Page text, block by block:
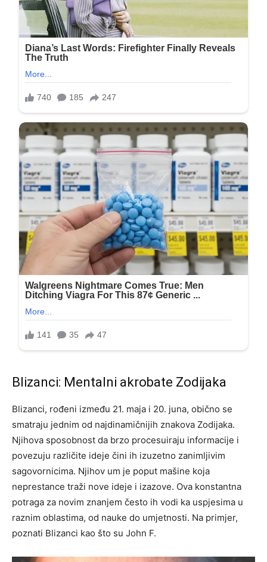
Blizanci: Mentalni akrobate Zodijaka
Blizanci, rođeni između 21. maja i 20. juna, obično se
smatraju jednim od najdinamičnijih znakova Zodijaka.
Njihova sposobnost da brzo procesuiraju informacije i
povezuju različite ideje čini ih izuzetno zanimljivim
sagovornicima. Njihov um je poput mašine koja
neprestance traži nove ideje i izazove. Ova konstantna
potraga za novim znanjem često ih vodi ka uspjesima u
raznim oblastima, od nauke do umjetnosti. Na primjer,
poznati Blizanci kao što su John F.